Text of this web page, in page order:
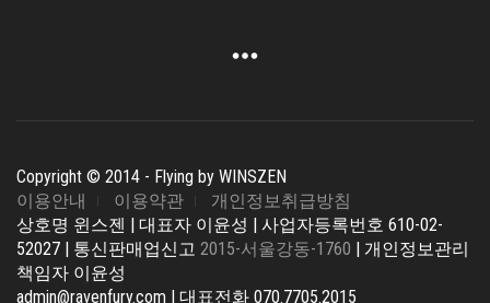
Copyright © 2014 - Flying by WINSZEN
이용안내
이용약관
개인정보취급방침
상호명 윈스젠 | 대표자 이윤성 | 사업자등록번호 610-02-
52027 | 통신판매업신고 2015-서울강동-1760 | 개인정보관리
책임자 이윤성
admin@ravenfury.com | 대표전화 070.7705.2015